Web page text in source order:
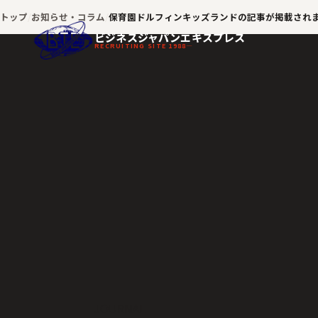
ビジネスジャパンエキスプレス
RECRUITING SITE 1988—
トップ お知らせ・コラム 保育園ドルフィンキッズランドの記事が掲載され